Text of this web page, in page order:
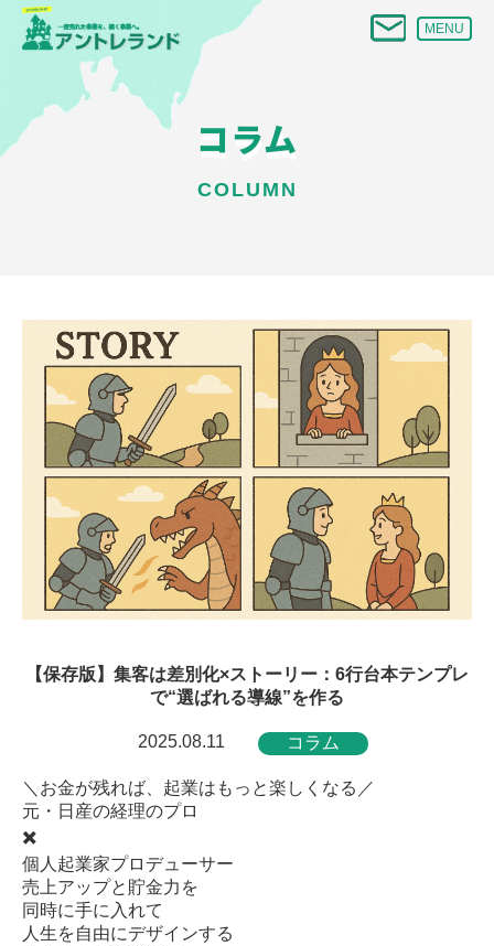
MENU
コラム
COLUMN
【保存版】集客は差別化×ストーリー：6行台本テンプレ
で“選ばれる導線”を作る
2025.08.11 コラム
＼お金が残れば、起業はもっと楽しくなる／
元・日産の経理のプロ
✖️
個人起業家プロデューサー
売上アップと貯金力を
同時に手に入れて
人生を自由にデザインする